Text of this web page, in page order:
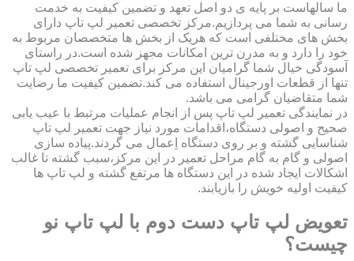
ما سالهاست بر پایه ی دو اصل تعهد و تضمین کیفیت به خدمت
رسانی به شما می پردازیم.مرکز تخصصی تعمیر لپ تاپ دارای
بخش های مختلفی است که هریک از بخش ها متخصصان مربوط به
خود را دارد و به مدرن ترین امکانات مجهز شده است.در راستای
آسودگی خیال شما گرامیان این مرکز برای تعمیر تخصصی لپ تاپ
تنها از قطعات اورجینال استفاده می کند.تضمین کیفیت ما رضایت
شما متقاضیان گرامی می باشد.
در نمایندگی تعمیر لپ تاپ پس از انجام عملیات مرتبط با عیب یابی
صحیح و اصولی دستگاه،اقدامات مورد نیاز جهت تعمیر لپ تاپ
شناسایی گشته و بر روی دستگاه اِعمال می گردند.پیاده سازی
اصولی و گام به گام مراحل تعمیر در این مرکز،سبب گشته تا غالب
اشکالات ایجاد شده در این دستگاه ها مرتفع گشته و لپ تاپ ها
کیفیت اولیه خویش را بازیابند.
تعویض لپ تاپ دست دوم با لپ تاپ نو
چیست؟